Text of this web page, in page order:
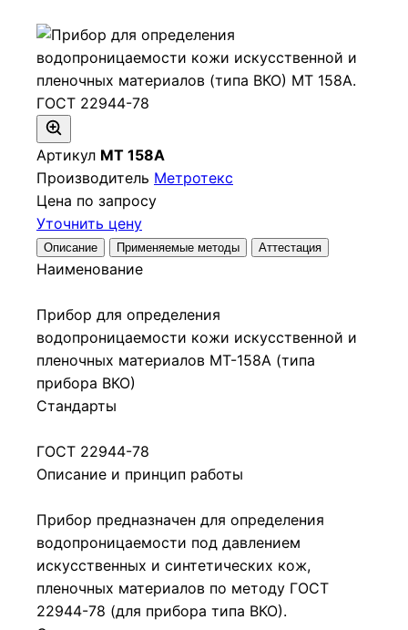
Артикул МТ 158А
Производитель Метротекс
Цена по запросу
Уточнить цену
Описание Применяемые методы Аттестация
Наименование
Прибор для определения
водопроницаемости кожи искусственной и
пленочных материалов МТ-158А (типа
прибора ВКО)
Стандарты
ГОСТ 22944-78
Описание и принцип работы
Прибор предназначен для определения
водопроницаемости под давлением
искусственных и синтетических кож,
пленочных материалов по методу ГОСТ
22944-78 (для прибора типа ВКО).